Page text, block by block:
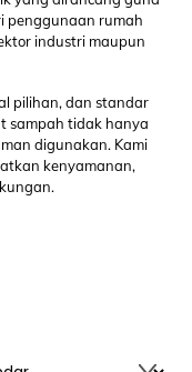
penggunaan rumah
industri maupun
pilihan, dan standar
sampah tidak hanya
digunakan. Kami
kenyamanan,